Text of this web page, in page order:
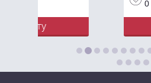
перейти